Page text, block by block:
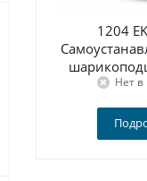
1204
Нет